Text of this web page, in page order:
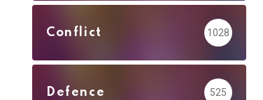
Conflict 1028
Defence 525